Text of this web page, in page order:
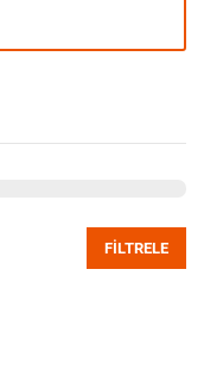
FILTRELE